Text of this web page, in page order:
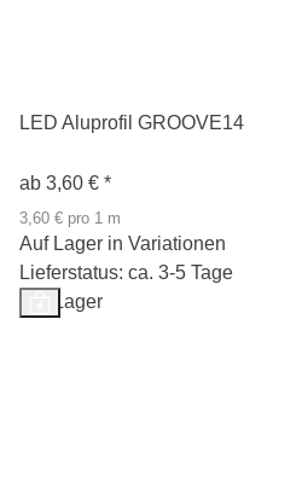
LED Aluprofil GROOVE14
ab 3,60 € *
3,60 € pro 1 m
Auf Lager in Variationen
Lieferstatus: ca. 3-5 Tage
Auf Lager